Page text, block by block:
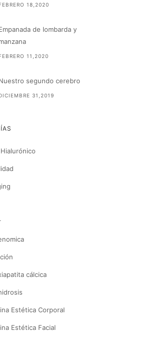
18,2020
de lombarda y
11,2020
segundo cerebro
31,2019
cálcica
Estética Corporal
Estética Facial